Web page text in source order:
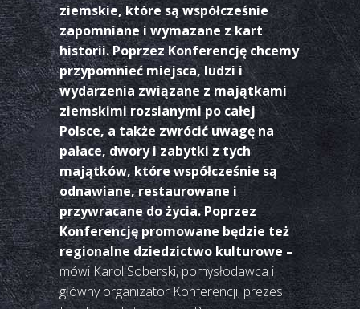
ziemskie, które są współcześnie
zapomniane i wymazane z kart
historii. Poprzez Konferencję chcemy
przypomnieć miejsca, ludzi i
wydarzenia związane z majątkami
ziemskimi rozsianymi po całej
Polsce, a także zwrócić uwagę na
pałace, dwory i zabytki z tych
majątków, które współcześnie są
odnawiane, restaurowane i
przywracane do życia. Poprzez
Konferencję promowane będzie też
regionalne dziedzictwo kulturowe –
mówi Karol Soberski, pomysłodawca i
główny organizator Konferencji, prezes